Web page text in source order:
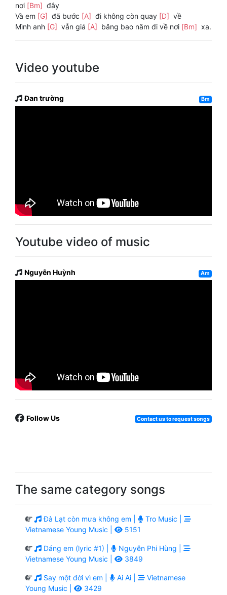
nơi [Bm] đây
Và em [G] đã bước [A] đi không còn quay [D] về
Mình anh [G] vẫn giá [A] băng bao năm đi về nơi [Bm] xa.
Video youtube
Đan trường Bm
Youtube video of music
Nguyễn Huỳnh Am
Follow Us Contact us to request songs
The same category songs
Đà Lạt còn mưa không em |
Tro Music |
Vietnamese Young Music |
5151
Dáng em (lyric #1) |
Nguyễn Phi Hùng |
Vietnamese Young Music |
3849
Say một đời vì em | Ai Ai |
Vietnamese
Young Music |
3429